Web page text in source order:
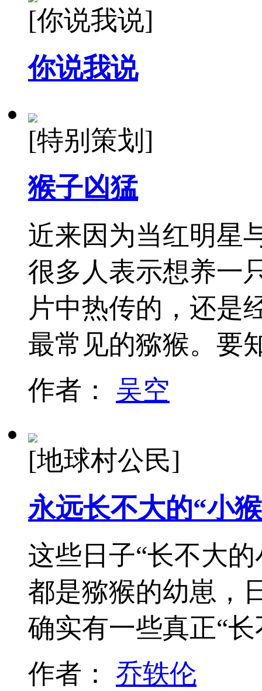
[你说我说]
你说我说
[特别策划]
猴子凶猛
近来因为当红明星
很多人表示想养一
片中热传的，还是
最常见的猕猴。
作者： 吴空
[地球村公民]
永远长不大的“小
这些日子“长不大
都是猕猴的幼崽，
确实有一些真正“
作者： 乔轶伦